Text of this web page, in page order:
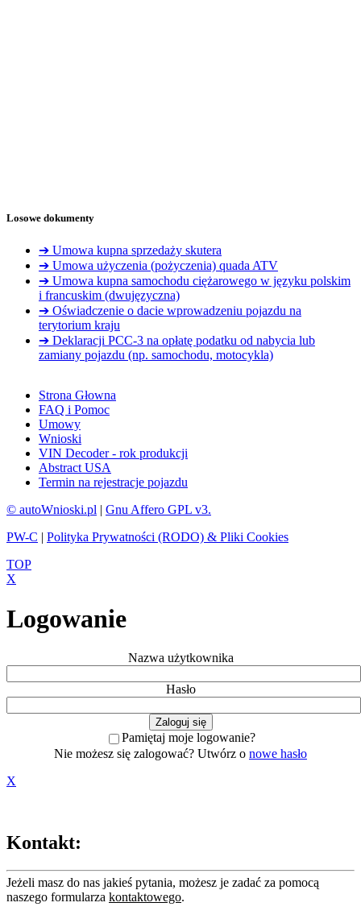
Losowe dokumenty
➔ Umowa kupna sprzedaży skutera
➔ Umowa użyczenia (pożyczenia) quada ATV
➔ Umowa kupna samochodu ciężarowego w języku polskim
i francuskim (dwujęzyczna)
➔ Oświadczenie o dacie wprowadzeniu pojazdu na
terytorium kraju
➔ Deklaracji PCC-3 na opłatę podatku od nabycia lub
zamiany pojazdu (np. samochodu, motocykla)
Strona Głowna
FAQ i Pomoc
Umowy
Wnioski
VIN Decoder - rok produkcji
Abstract USA
Termin na rejestracje pojazdu
© autoWnioski.pl | Gnu Affero GPL v3.
PW-C | Polityka Prywatności (RODO) & Pliki Cookies
TOP
X
Logowanie
Nazwa użytkownika
Hasło
Pamiętaj moje logowanie?
Nie możesz się zalogować? Utwórz o nowe hasło
X
Kontakt:
Jeżeli masz do nas jakieś pytania, możesz je zadać za pomocą
naszego formularza kontaktowego.